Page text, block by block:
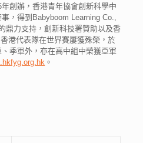
年創辦，香港青年協會創新科學中
，得到Babyboom Learning Co.,
鼎力支持，創新科技署贊助以及香
港代表隊在世界賽屢獲殊榮，於
季軍外，亦在高中組中榮獲亞軍
。